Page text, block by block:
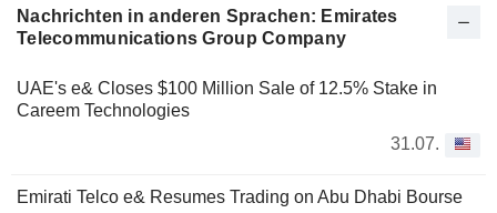
Nachrichten in anderen Sprachen: Emirates
Telecommunications Group Company
UAE's e& Closes $100 Million Sale of 12.5% Stake in
Careem Technologies
31.07.
Emirati Telco e& Resumes Trading on Abu Dhabi Bourse